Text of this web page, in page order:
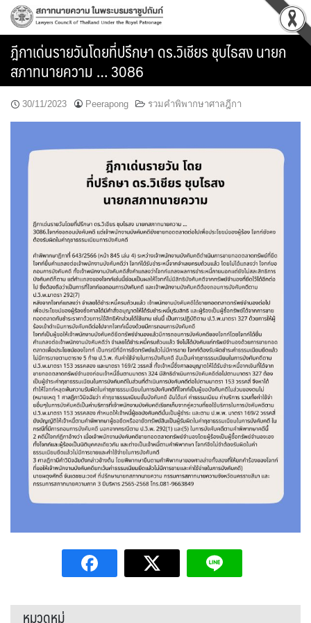
Skip
content
ฎีกาเด่นรายวันโดยที่ปรึกษา ดร.วิเชียร ชุบไธสง นายก
สภาทนายความ … 3086
30/11/2023 Peerapong รวมคำพิพากษาศาลฎีกา
หมวดหมู่